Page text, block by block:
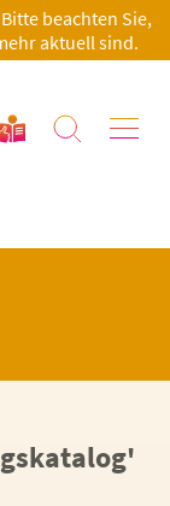
beachten Sie,
aktuell sind.